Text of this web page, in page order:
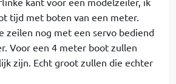
tijd met boten van een meter.
zeilen nog met een servo bediend
Voor een 4 meter boot zullen
zijn. Echt groot zullen die echter